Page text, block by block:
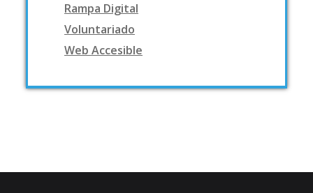
Rampa Digital
Voluntariado
Web Accesible